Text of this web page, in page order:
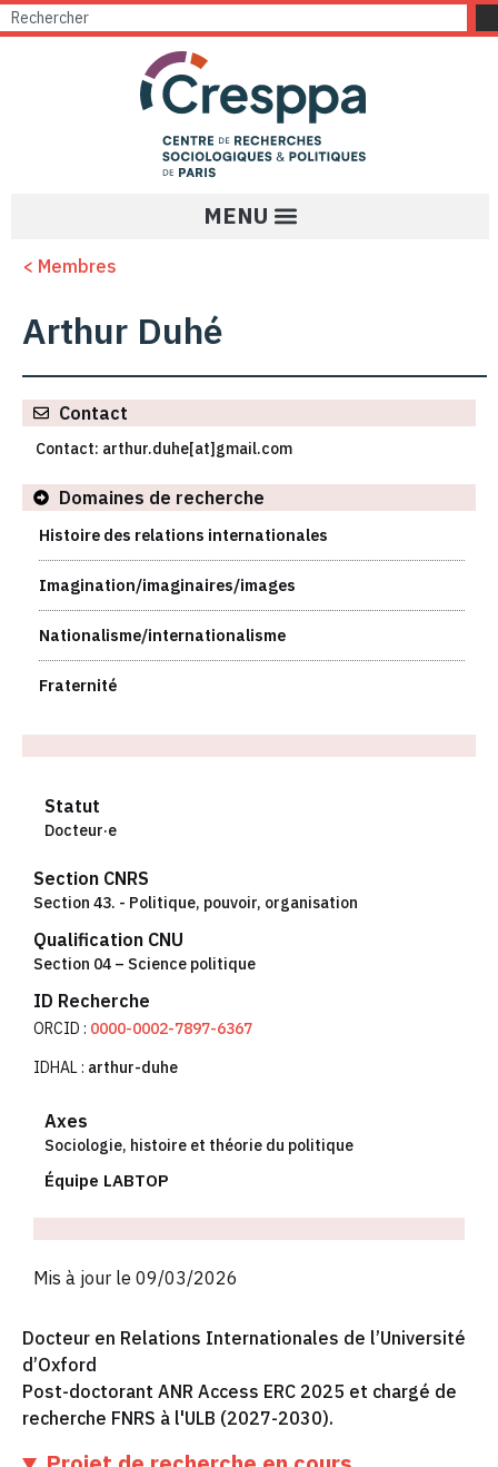
< Membres
Arthur Duhé
Docteur en Relations Internationales de l’Université
d’Oxford
Post-doctorant ANR Access ERC 2025 et chargé de
recherche FNRS à l'ULB (2027-2030).
Contact
Contact: arthur.duhe[at]gmail.com
Domaines de recherche
Histoire des relations internationales
Imagination/imaginaires/images
Nationalisme/internationalisme
Fraternité
Statut
Docteur·e
Section CNRS
Section 43. - Politique, pouvoir, organisation
Qualification CNU
Section 04 – Science politique
ID Recherche
ORCID : 0000-0002-7897-6367
IDHAL : arthur-duhe
Axes
Sociologie, histoire et théorie du politique
Équipe LABTOP
Mis à jour le 09/03/2026